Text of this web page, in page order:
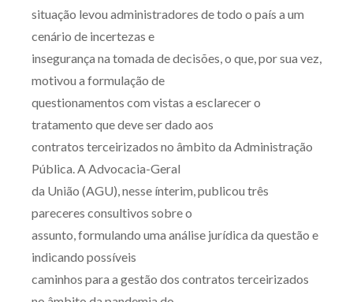
situação levou administradores de todo o país a um
cenário de incertezas e
insegurança na tomada de decisões, o que, por sua vez,
motivou a formulação de
questionamentos com vistas a esclarecer o
tratamento que deve ser dado aos
contratos terceirizados no âmbito da Administração
Pública. A Advocacia-Geral
da União (AGU), nesse ínterim, publicou três
pareceres consultivos sobre o
assunto, formulando uma análise jurídica da questão e
indicando possíveis
caminhos para a gestão dos contratos terceirizados